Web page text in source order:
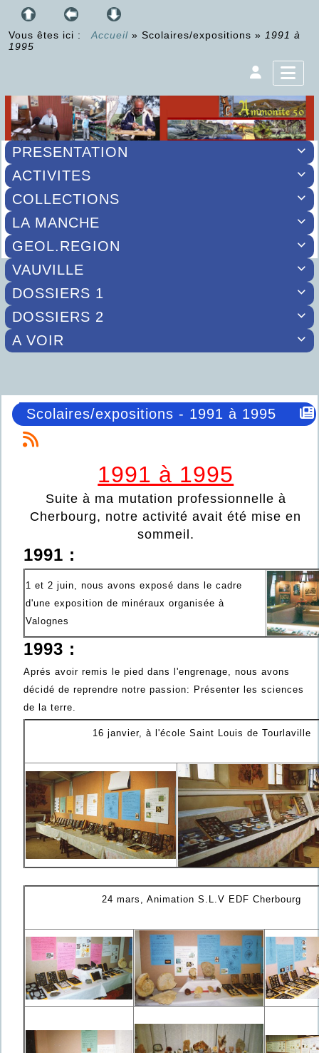
Vous êtes ici : Accueil » Scolaires/expositions » 1991 à
1995

PRESENTATION

ACTIVITES

COLLECTIONS

LA MANCHE

GEOL.REGION

VAUVILLE

DOSSIERS 1

DOSSIERS 2

A VOIR
Scolaires/expositions - 1991 à 1995
1991 à 1995
Suite à ma mutation professionnelle à
Cherbourg, notre activité avait été mise en
sommeil.
1991 :
1 et 2 juin, nous avons exposé dans le cadre
d'une exposition de minéraux organisée à
Valognes
1993 :
Aprés avoir remis le pied dans l'engrenage, nous avons
décidé de reprendre notre passion: Présenter les sciences
de la terre.
16 janvier, à l'école Saint Louis de Tourlaville
24 mars, Animation S.L.V EDF Cherbourg